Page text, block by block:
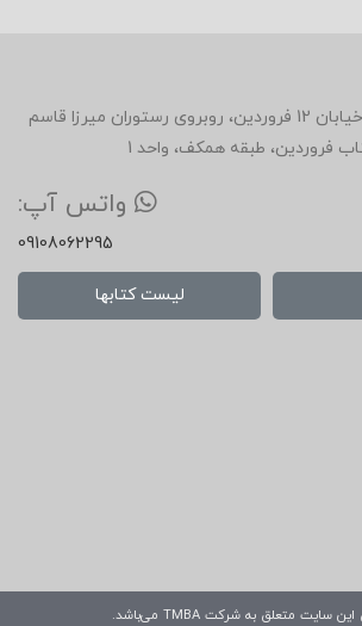
میدان انقلاب، ابتدای خیابان 12 فروردین، روبروی رستوران میرزا قاسم
فروردین، طبقه همکف، واحد 1
واتس آپ:
09108062295
لیست کتابها
این سایت متعلق به شرکتTMBA می‌باشد.